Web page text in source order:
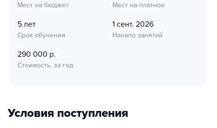
Мест на бюджет Мест на платное
5 лет
Срок обучения
1 сент. 2026
Начало занятий
290 000 р.
Стоимость, за год
Условия поступления